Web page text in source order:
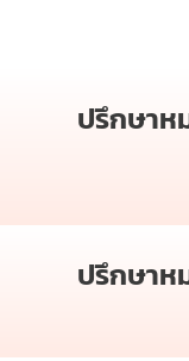
ปรึกษา
ปรึกษา